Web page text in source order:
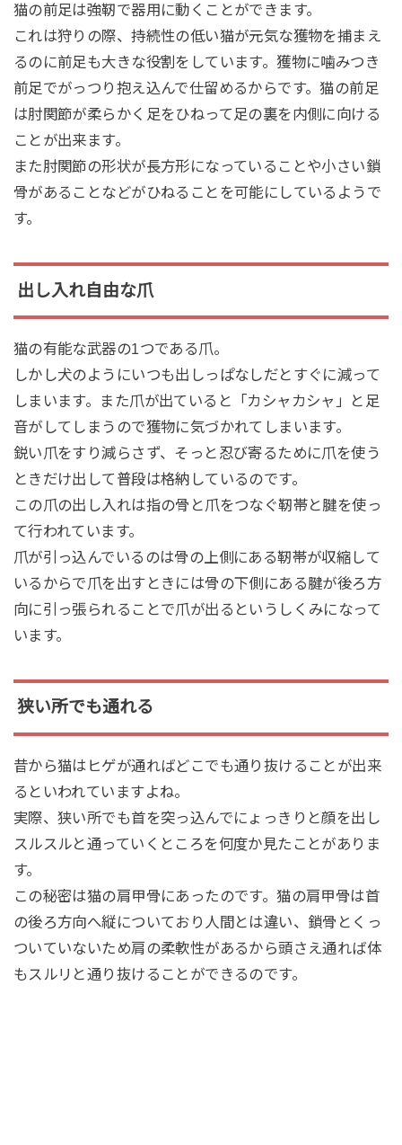
猫の前足は強靭で器用に動くことができます。
これは狩りの際、持続性の低い猫が元気な獲物を捕まえ
るのに前足も大きな役割をしています。獲物に噛みつき
前足でがっつり抱え込んで仕留めるからです。猫の前足
は肘関節が柔らかく足をひねって足の裏を内側に向ける
ことが出来ます。
また肘関節の形状が長方形になっていることや小さい鎖
骨があることなどがひねることを可能にしているようで
す。
出し入れ自由な爪
猫の有能な武器の1つである爪。
しかし犬のようにいつも出しっぱなしだとすぐに減って
しまいます。また爪が出ていると「カシャカシャ」と足
音がしてしまうので獲物に気づかれてしまいます。
鋭い爪をすり減らさず、そっと忍び寄るために爪を使う
ときだけ出して普段は格納しているのです。
この爪の出し入れは指の骨と爪をつなぐ靭帯と腱を使っ
て行われています。
爪が引っ込んでいるのは骨の上側にある靭帯が収縮して
いるからで爪を出すときには骨の下側にある腱が後ろ方
向に引っ張られることで爪が出るというしくみになって
います。
狭い所でも通れる
昔から猫はヒゲが通ればどこでも通り抜けることが出来
るといわれていますよね。
実際、狭い所でも首を突っ込んでにょっきりと顔を出し
スルスルと通っていくところを何度か見たことがありま
す。
この秘密は猫の肩甲骨にあったのです。猫の肩甲骨は首
の後ろ方向へ縦についており人間とは違い、鎖骨とくっ
ついていないため肩の柔軟性があるから頭さえ通れば体
もスルリと通り抜けることができるのです。